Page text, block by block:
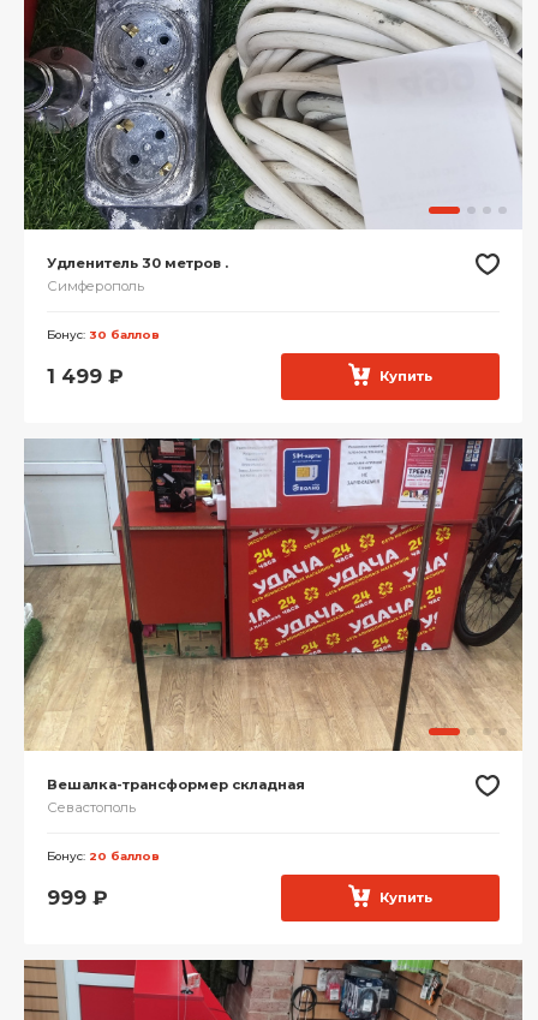
Удленитель 30 метров .
Симферополь
Бонус: 30 баллов
1 499 ₽ Купить
Вешалка-трансформер складная
Севастополь
Бонус: 20 баллов
999 ₽ Купить